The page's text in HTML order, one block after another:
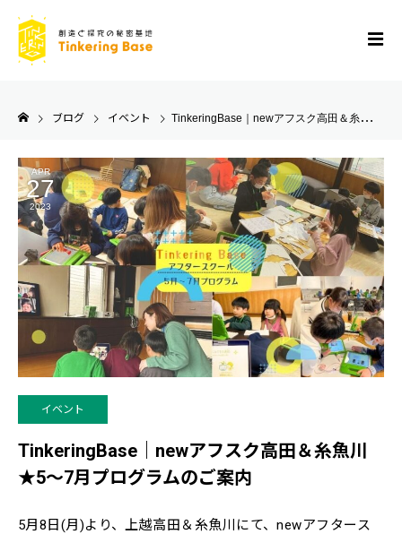
ブログ イベント TinkeringBase｜newアフスク高田＆糸魚川★5〜7月プログラムのご案内
APR
27
2023
イベント
TinkeringBase｜newアフスク高田＆糸魚川
★5〜7月プログラムのご案内
5月8日(月)より、上越高田＆糸魚川にて、newアフタース